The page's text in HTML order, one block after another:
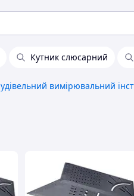
Кутник слюсарний